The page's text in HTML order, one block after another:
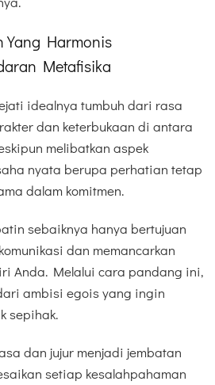
Yang Harmonis
Metafisika
idealnya tumbuh dari rasa
dan keterbukaan di antara
melibatkan aspek
nyata berupa perhatian tetap
dalam komitmen.
sebaiknya hanya bertujuan
dan memancarkan
Anda. Melalui cara pandang ini,
ambisi egois yang ingin
sepihak.
dan jujur menjadi jembatan
setiap kesalahpahaman